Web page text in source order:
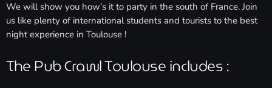
Agenda
12:00 am - 11:50 pm
We will show you how’s it to party in the south of France. Join
us like plenty of international students and tourists to the best
night experience in Toulouse !
The Pub Crawl Toulouse includes :